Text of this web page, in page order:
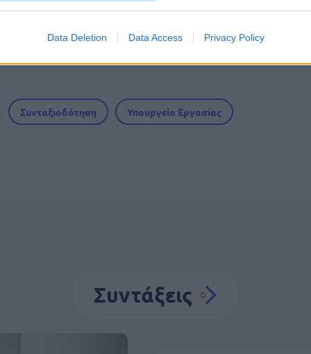
Data Deletion Data Access Privacy Policy
Συνταξιοδότηση Υπουργείο Εργασίας
Συντάξεις